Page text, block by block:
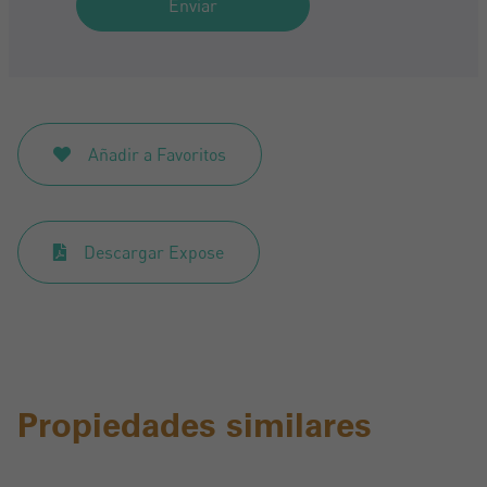
Enviar
Añadir a Favoritos
Descargar Expose
Propiedades similares